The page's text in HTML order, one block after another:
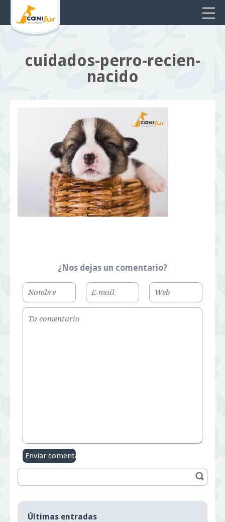
cuidados-perro-recien-
nacido
¿Nos dejas un comentario?
Últimas entradas